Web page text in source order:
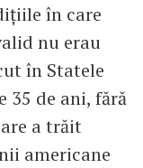
în care
nu erau
în Statele
35 de ani, fără
a trăit
americane